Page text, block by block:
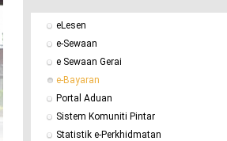
eLesen
e-Sewaan
e Sewaan Gerai
e-Bayaran
Portal Aduan
Sistem Komuniti Pintar
Statistik e-Perkhidmatan